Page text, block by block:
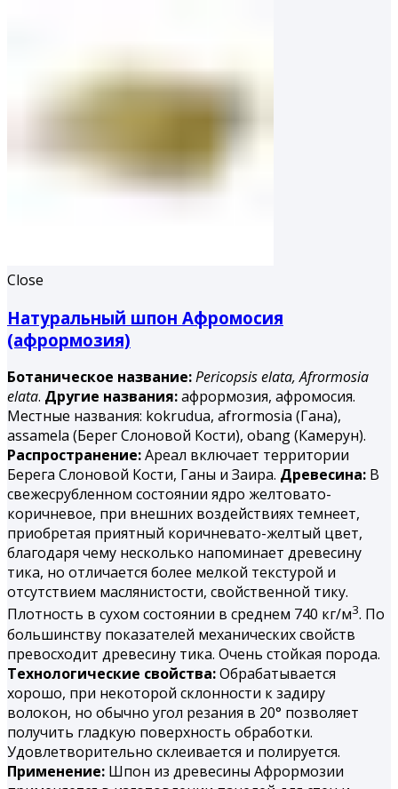
Close
Натуральный шпон Афромосия
(афрормозия)
Ботаническое название:Pericopsis elata,Afrormosia
elata. Другие названия:афрормозия, афромосия.
Местные названия: kokrudua, afrormosia (Гана),
assamela (Берег Слоновой Кости), obang (Камерун).
Распространение:Ареал включает территории
Берега Слоновой Кости, Ганы и Заира. Древесина: В
свежесрубленном состоянии ядро желтовато-
коричневое, при внешних воздействиях темнеет,
приобретая приятный коричневато-желтый цвет,
благодаря чему несколько напоминает древесину
тика, но отличается более мелкой текстурой и
отсутствием маслянистости, свойственной тику.
Плотность в сухом состоянии в среднем 740 кг/м3. По
большинству показателей механических свойств
превосходит древесину тика. Очень стойкая порода.
Технологические свойства:Обрабатывается
хорошо, при некоторой склонности к задиру
волокон, но обычно угол резания в 20° позволяет
получить гладкую поверхность обработки.
Удовлетворительно склеивается и полируется.
Применение: Шпон из древесины Афрормозии